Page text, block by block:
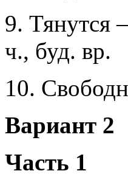
9. Тянутся
ч., буд. вр.
10.
Вариант 2
Часть 1